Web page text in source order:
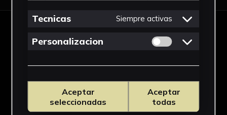
IMÁGENES
Tecnicas Siempre activas
Personalizacion Permitir cookies
Aceptar
seleccionadas
Aceptar
todas